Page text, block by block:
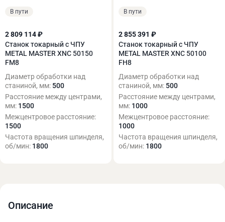
В пути
2 809 114 ₽
Станок токарный с ЧПУ
METAL MASTER XNC 50150
FM8
Диаметр обработки над
станиной, мм: 500
Расстояние между центрами,
мм: 1500
Межцентровое расстояние:
1500
Частота вращения шпинделя,
об/мин: 1800
В пути
2 855 391 ₽
Станок токарный с ЧПУ
METAL MASTER XNC 50100
FH8
Диаметр обработки над
станиной, мм: 500
Расстояние между центрами,
мм: 1000
Межцентровое расстояние:
1000
Частота вращения шпинделя,
об/мин: 1800
Описание